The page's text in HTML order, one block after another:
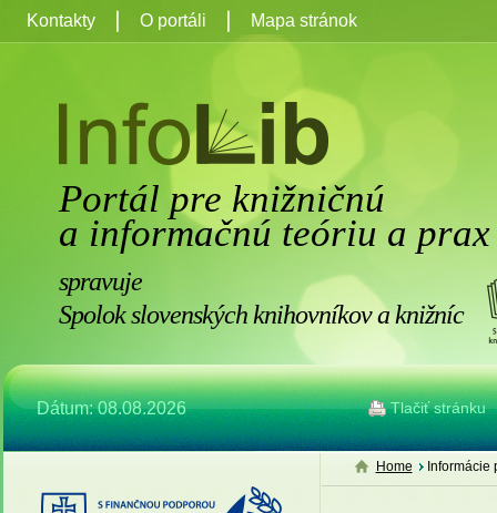
Portál pre knižničnú
a informačnú teóriu a prax
spravuje
Spolok slovenských knihovníkov a knižníc
Dátum: 08.08.2026 Tlačiť stránku
Kontakty O portáli Mapa stránok
Home Informácie